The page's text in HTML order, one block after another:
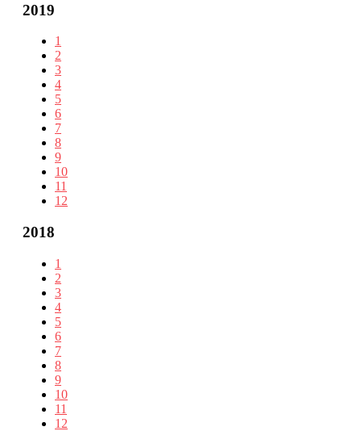
2019
1
2
3
4
5
6
7
8
9
10
11
12
2018
1
2
3
4
5
6
7
8
9
10
11
12